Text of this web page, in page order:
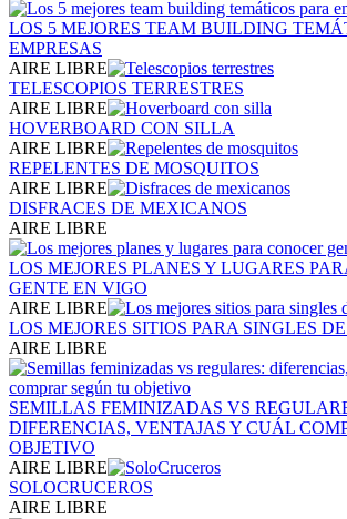
LOS 5 MEJORES TEAM BUILDING
EMPRESAS
AIRE LIBRE
TELESCOPIOS TERRESTRES
AIRE LIBRE
HOVERBOARD CON SILLA
AIRE LIBRE
REPELENTES DE MOSQUITOS
AIRE LIBRE
DISFRACES DE MEXICANOS
AIRE LIBRE
LOS MEJORES PLANES Y LUGARES
GENTE EN VIGO
AIRE LIBRE
LOS MEJORES SITIOS PARA SINGLES
AIRE LIBRE
SEMILLAS FEMINIZADAS VS
DIFERENCIAS, VENTAJAS Y CUÁL
OBJETIVO
AIRE LIBRE
SOLOCRUCEROS
AIRE LIBRE